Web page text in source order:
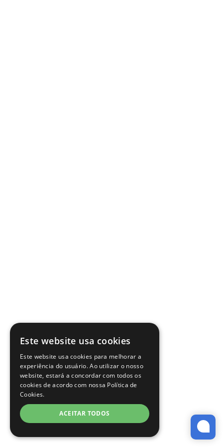
Este website usa cookies
Este website usa cookies para melhorar a
experiência do usuário. Ao utilizar o nosso
website, estará a concordar com todos os
cookies de acordo com nossa Política de
Cookies.
ACEITAR TODOS